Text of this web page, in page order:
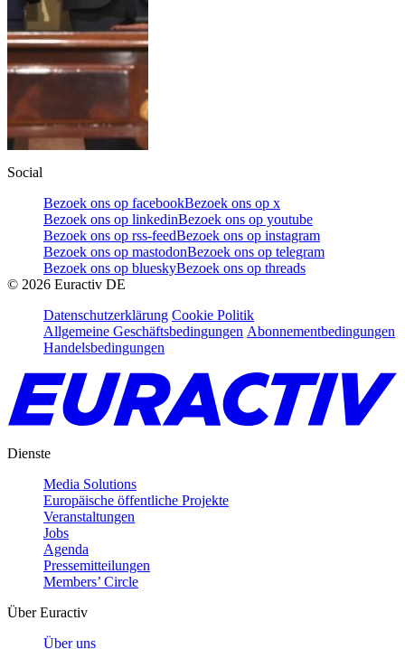
Social
Bezoek ons op facebookBezoek ons op x
Bezoek ons op linkedinBezoek ons op youtube
Bezoek ons op rss-feedBezoek ons op instagram
Bezoek ons op mastodonBezoek ons op telegram
Bezoek ons op blueskyBezoek ons op threads
© 2026 Euractiv DE
Datenschutzerklärung Cookie Politik
Allgemeine Geschäftsbedingungen Abonnementbedingungen
Handelsbedingungen
Dienste
Media Solutions
Europäische öffentliche Projekte
Veranstaltungen
Jobs
Agenda
Pressemitteilungen
Members’ Circle
Über Euractiv
Über uns